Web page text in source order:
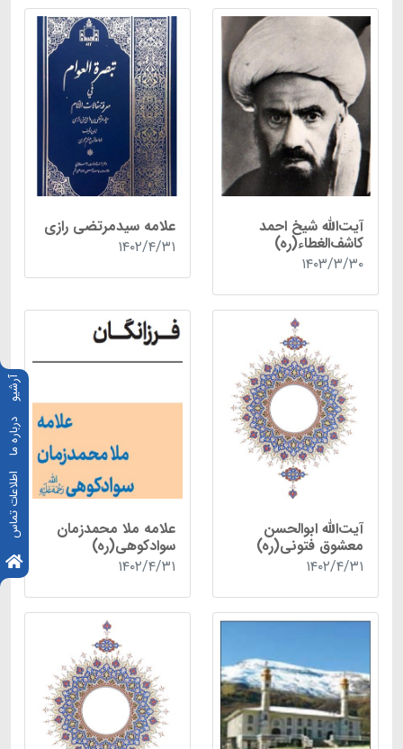
آرشیو
درباره ما
اطلاعات تماس
آیت‌الله شیخ احمد
کاشف‌الغطاء(ره)
۱۴۰۳/۳/۳۰
علامه سیدمرتضی رازی
۱۴۰۲/۴/۳۱
آیت‌الله ابوالحسن
معشوق فتونی(ره)
۱۴۰۲/۴/۳۱
علامه ملا محمدزمان
سوادکوهی(ره)
۱۴۰۲/۴/۳۱